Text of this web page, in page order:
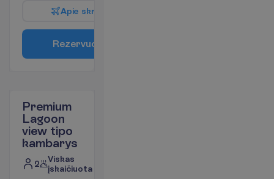
Apie skr
Rezervuo
Premium
Lagoon
view tipo
kambarys
2
Viskas
įskaičiuota